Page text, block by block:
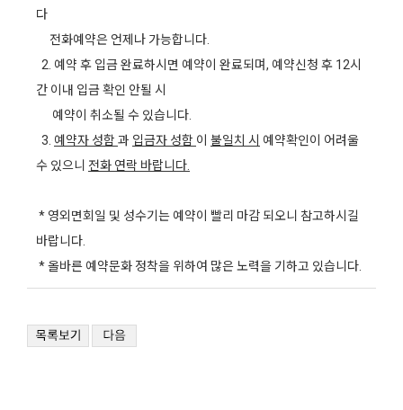
다
전화예약은 언제나 가능합니다.
2. 예약 후 입금 완료하시면 예약이 완료되며, 예약신청 후 12시
간 이내 입금 확인 안될 시
예약이 취소될 수 있습니다.
3. 예약자 성함 과 입금자 성함 이 불일치 시 예약확인이 어려울
수 있으니 전화 연락 바랍니다.
* 영외면회일 및 성수기는 예약이 빨리 마감 되오니 참고하시길
바랍니다.
* 올바른 예약문화 정착을 위하여 많은 노력을 기하고 있습니다.